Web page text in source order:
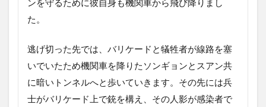
た。
逃げ切った先では、バリケードと犠牲者が線路を塞
いでいたため機関車を降りたソンギョンとスアン共
に暗いトンネルへと歩いていきます。その先には兵
士がバリケード上で銃を構え、その人影が感染者で